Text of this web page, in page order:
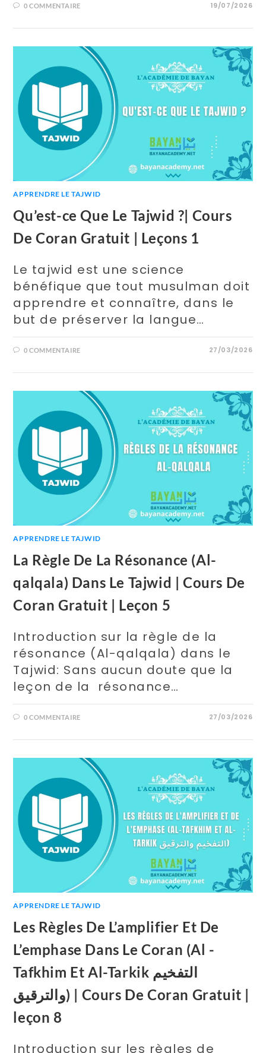
0 COMMENTAIRE 19/07/2026
APPRENDRE LE TAJWID
Qu’est-ce Que Le Tajwid ?| Cours
De Coran Gratuit | Leçons 1
Le tajwid est une science
bénéfique que tout musulman doit
apprendre et connaître, dans le
but de préserver la langue…
0 COMMENTAIRE 27/03/2026
APPRENDRE LE TAJWID
La Règle De La Résonance (Al-
qalqala) Dans Le Tajwid | Cours De
Coran Gratuit | Leçon 5
Introduction sur la règle de la
résonance (Al-qalqala) dans le
Tajwid: Sans aucun doute que la
leçon de la résonance…
0 COMMENTAIRE 27/03/2026
APPRENDRE LE TAJWID
Les Règles De L’amplifier Et De
L’emphase Dans Le Coran (Al -
Tafkhim Et Al-Tarkik التفخيم
والترقيق) | Cours De Coran Gratuit |
leçon 8
Introduction sur les règles de